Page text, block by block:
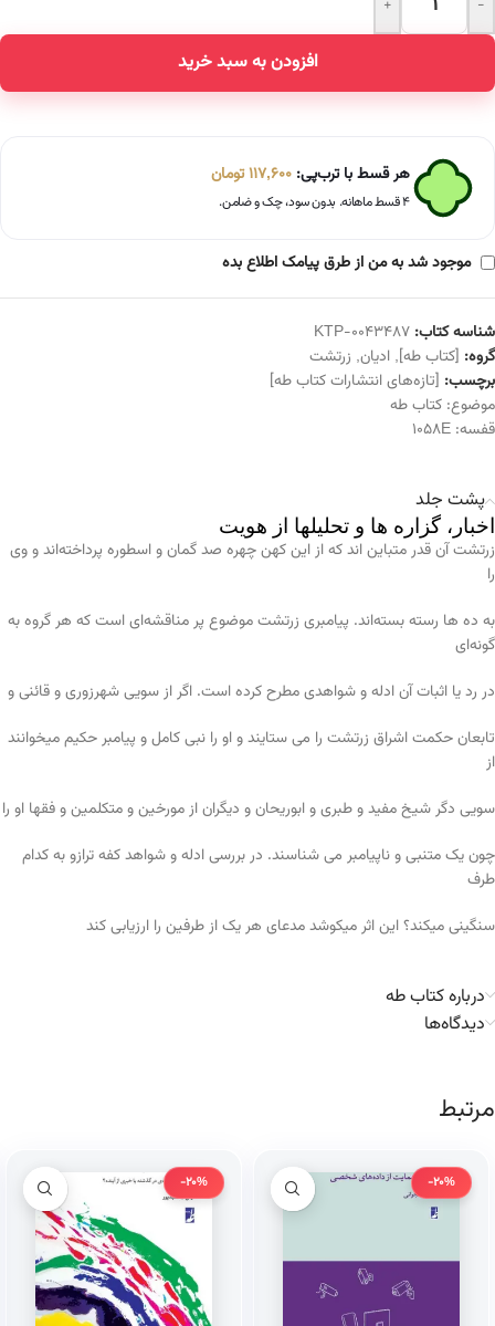
-
+
افزودن به سبد خرید
Alternative:
هر قسط با ترب‌پی: 117,600تومان
۴ قسط ماهانه. بدون سود، چک و ضامن.
موجود شد به من از طرق پیامک اطلاع بده
شناسه کتاب: KTP-0043487
گروه: [کتاب طه], ادیان, زرتشت
برچسب: [تازه‌های انتشارات کتاب طه]
موضوع: کتاب طه
قفسه: 1058E
پشت جلد
اخبار، گزاره ها و تحلیلها از هویت
زرتشت آن قدر متباین اند که از این کهن چهره صد گمان و اسطوره پرداخته‌اند و وی
را
به ده ها رسته بسته‌اند. پیامبری زرتشت موضوع پر مناقشه‌ای است که هر گروه به
گونه‌ای
در رد یا اثبات آن ادله و شواهدی مطرح کرده است. اگر از سویی شهرزوری و قائنی و
تابعان حکمت اشراق زرتشت را می ستایند و او را نبی کامل و پیامبر حکیم میخوانند
از
سویی دگر شیخ مفید و طبری و ابوریحان و دیگران از مورخین و متکلمین و فقها او را
چون یک متنبی و ناپیامبر می شناسند. در بررسی ادله و شواهد کفه ترازو به کدام
طرف
سنگینی میکند؟ این اثر میکوشد مدعای هر یک از طرفین را ارزیابی کند
درباره کتاب طه
دیدگاه‌ها
مرتبط
-20%
-20%